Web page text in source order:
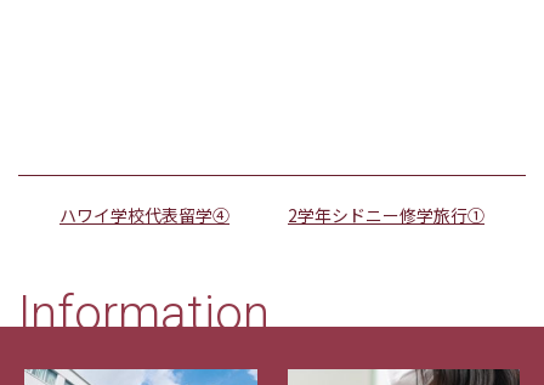
ハワイ学校代表留学④ 2学年シドニー修学旅行①
Information